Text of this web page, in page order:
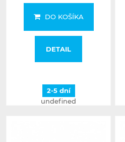
DO KOŠÍKA
DETAIL
2-5 dní
undefined